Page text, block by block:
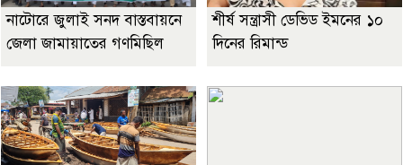
নাটোরে জুলাই সনদ বাস্তবায়নে
জেলা জামায়াতের গণমিছিল
শীর্ষ সন্ত্রাসী ডেভিড ইমনের ১০
দিনের রিমান্ড